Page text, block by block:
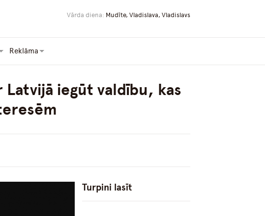
Vārda diena: Mudīte, Vladislava, Vladislavs
Reklāma
iegūt valdību, kas
Turpini lasīt